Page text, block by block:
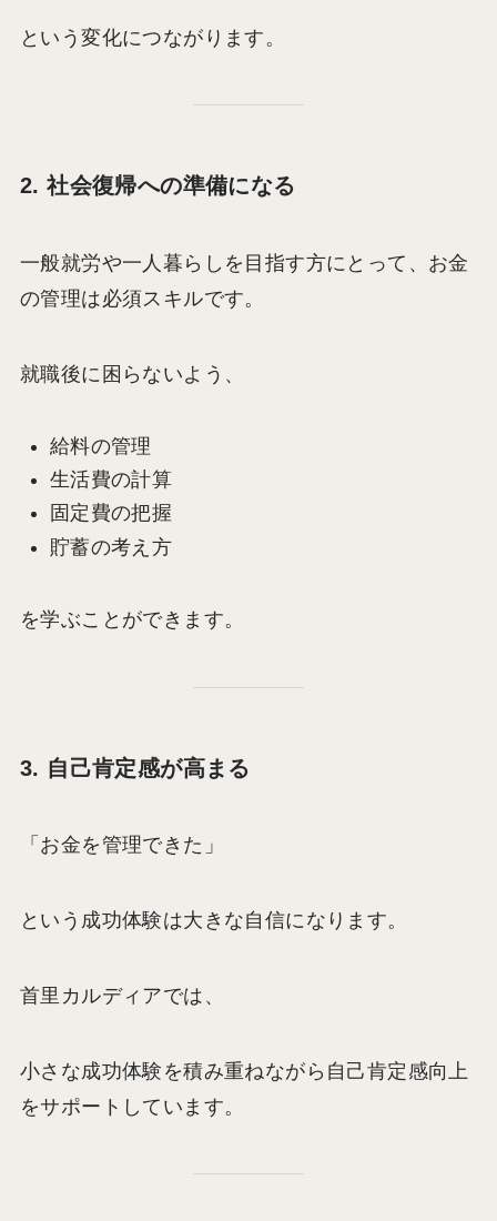
という変化につながります。
2. 社会復帰への準備になる
一般就労や一人暮らしを目指す方にとって、お金
の管理は必須スキルです。
就職後に困らないよう、
給料の管理
生活費の計算
固定費の把握
貯蓄の考え方
を学ぶことができます。
3. 自己肯定感が高まる
「お金を管理できた」
という成功体験は大きな自信になります。
首里カルディアでは、
小さな成功体験を積み重ねながら自己肯定感向上
をサポートしています。